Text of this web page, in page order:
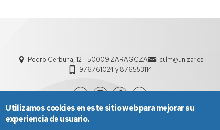
Pedro Cerbuna, 12 - 50009 ZARAGOZA
culm@unizar.es
976761024 y 876553114
Utilizamos cookies en este sitio web para mejorar su
experiencia de usuario.